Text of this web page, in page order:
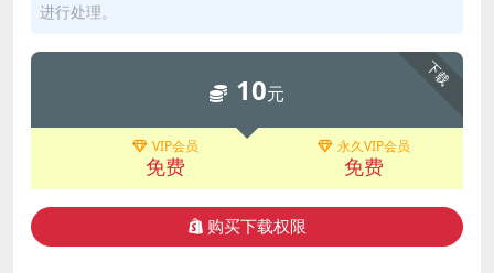
进行处理。
下载
10元
VIP会员
免费
永久VIP会员
免费
购买下载权限